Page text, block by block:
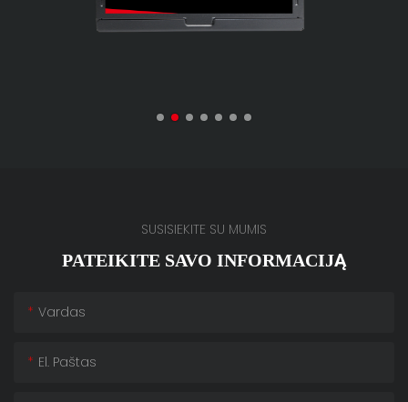
SUSISIEKITE SU MUMIS
PATEIKITE SAVO INFORMACIJĄ
Vardas
El. Paštas